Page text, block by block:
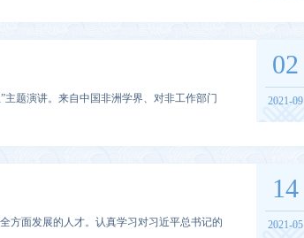
主题演讲。来自中国非洲学界、对非工作部门
02
2021-09
方面发展的人才。认真学习对习近平总书记的
14
2021-05